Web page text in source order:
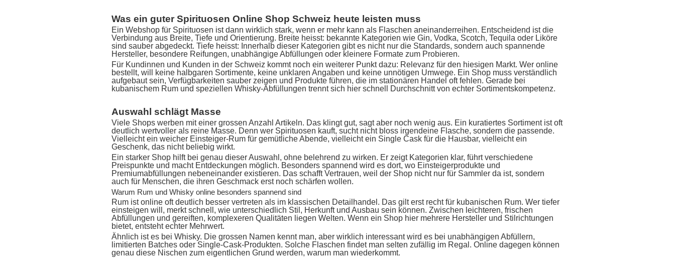
Was ein guter Spirituosen Online Shop Schweiz heute leisten muss
Ein Webshop für Spirituosen ist dann wirklich stark, wenn er mehr kann als Flaschen aneinanderreihen. Entscheidend ist die
Verbindung aus Breite, Tiefe und Orientierung. Breite heisst: bekannte Kategorien wie Gin, Vodka, Scotch, Tequila oder Liköre
sind sauber abgedeckt. Tiefe heisst: Innerhalb dieser Kategorien gibt es nicht nur die Standards, sondern auch spannende
Hersteller, besondere Reifungen, unabhängige Abfüllungen oder kleinere Formate zum Probieren.
Für Kundinnen und Kunden in der Schweiz kommt noch ein weiterer Punkt dazu: Relevanz für den hiesigen Markt. Wer online
bestellt, will keine halbgaren Sortimente, keine unklaren Angaben und keine unnötigen Umwege. Ein Shop muss verständlich
aufgebaut sein, Verfügbarkeiten sauber zeigen und Produkte führen, die im stationären Handel oft fehlen. Gerade bei
kubanischem Rum und speziellen Whisky-Abfüllungen trennt sich hier schnell Durchschnitt von echter Sortimentskompetenz.
Auswahl schlägt Masse
Viele Shops werben mit einer grossen Anzahl Artikeln. Das klingt gut, sagt aber noch wenig aus. Ein kuratiertes Sortiment ist oft
deutlich wertvoller als reine Masse. Denn wer Spirituosen kauft, sucht nicht bloss irgendeine Flasche, sondern die passende.
Vielleicht ein weicher Einsteiger-Rum für gemütliche Abende, vielleicht ein Single Cask für die Hausbar, vielleicht ein
Geschenk, das nicht beliebig wirkt.
Ein starker Shop hilft bei genau dieser Auswahl, ohne belehrend zu wirken. Er zeigt Kategorien klar, führt verschiedene
Preispunkte und macht Entdeckungen möglich. Besonders spannend wird es dort, wo Einsteigerprodukte und
Premiumabfüllungen nebeneinander existieren. Das schafft Vertrauen, weil der Shop nicht nur für Sammler da ist, sondern
auch für Menschen, die ihren Geschmack erst noch schärfen wollen.
Warum Rum und Whisky online besonders spannend sind
Rum ist online oft deutlich besser vertreten als im klassischen Detailhandel. Das gilt erst recht für kubanischen Rum. Wer tiefer
einsteigen will, merkt schnell, wie unterschiedlich Stil, Herkunft und Ausbau sein können. Zwischen leichteren, frischen
Abfüllungen und gereiften, komplexeren Qualitäten liegen Welten. Wenn ein Shop hier mehrere Hersteller und Stilrichtungen
bietet, entsteht echter Mehrwert.
Ähnlich ist es bei Whisky. Die grossen Namen kennt man, aber wirklich interessant wird es bei unabhängigen Abfüllern,
limitierten Batches oder Single-Cask-Produkten. Solche Flaschen findet man selten zufällig im Regal. Online dagegen können
genau diese Nischen zum eigentlichen Grund werden, warum man wiederkommt.